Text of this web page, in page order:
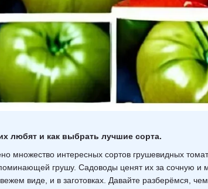
любят и как выбрать лучшие сорта.
множество интересных сортов грушевидных
грушу. Садоводы ценят их за сочную и
виде, и в заготовках. Давайте разберёмся,